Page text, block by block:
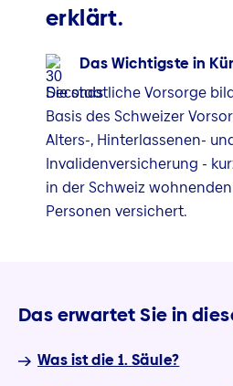
erklärt.
Das Wichtigste in
Die staatliche Vorsorge
Basis des Schweizer
Alters-, Hinterlassenen-
Invalidenversicherung -
in der Schweiz
Personen versichert.
Das erwartet Sie in
Was ist die 1. Säule?